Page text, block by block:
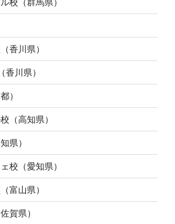
香川県）
香川県）
）
（高知県）
県）
校（愛知県）
富山県）
賀県）